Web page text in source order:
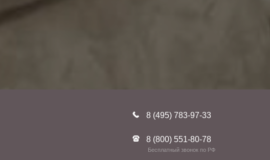
8 (495) 783-97-33
8 (800) 551-80-78
Бесплатный звонок по РФ